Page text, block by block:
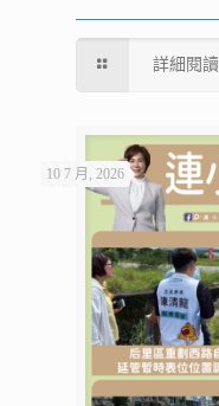
詳細閱讀
10 7 月, 2026